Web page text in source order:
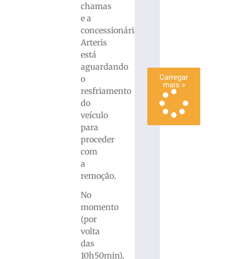
chamas
e a
concessionária
Arteris
está
aguardando
o
resfriamento
do
veículo
para
proceder
com
a
remoção.
No
momento
(por
volta
das
10h50min),
Carregar
mais »